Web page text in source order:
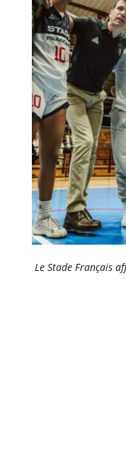
Le Stade Français